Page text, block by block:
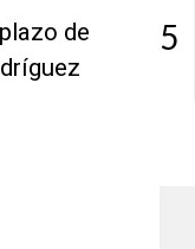
de
5